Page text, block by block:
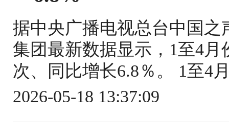
据中央广播电视总台中国
集团最新数据显示，1至4月
次、同比增长6.8％。 1至4
2026-05-18 13:37:09